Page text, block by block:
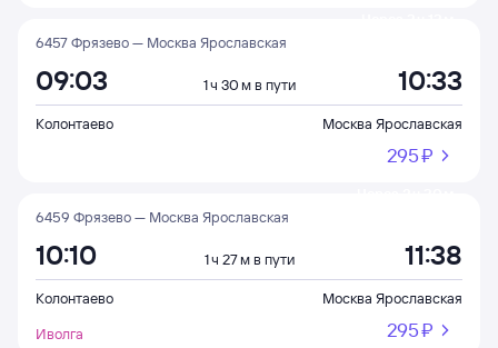
6457 Фрязево — Москва Ярославская
09:03 1 ч 30 м в пути 10:33
Колонтаево Москва Ярославская
295 ⁠₽
6459 Фрязево — Москва Ярославская
10:10 1 ч 27 м в пути 11:38
Колонтаево
Москва Ярославская
Иволга
295 ⁠₽